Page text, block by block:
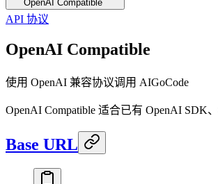
OpenAI Compatible
API 协议
OpenAI Compatible
使用 OpenAI 兼容协议调用 AIGoCode
OpenAI Compatible 适合已有 OpenAI SDK
Base URL